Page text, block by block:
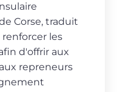
Corse, traduit
les
d'offrir aux
repreneurs